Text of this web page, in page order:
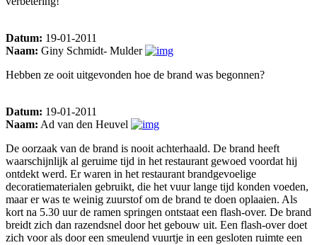
Datum: 19-01-2011
Naam: Giny Schmidt- Mulder
Hebben ze ooit uitgevonden hoe de brand was begonnen?
Datum: 19-01-2011
Naam: Ad van den Heuvel
De oorzaak van de brand is nooit achterhaald. De brand heeft
waarschijnlijk al geruime tijd in het restaurant gewoed voordat hij
ontdekt werd. Er waren in het restaurant brandgevoelige
decoratiematerialen gebruikt, die het vuur lange tijd konden voeden,
maar er was te weinig zuurstof om de brand te doen oplaaien. Als
kort na 5.30 uur de ramen springen ontstaat een flash-over. De brand
breidt zich dan razendsnel door het gebouw uit. Een flash-over doet
zich voor als door een smeulend vuurtje in een gesloten ruimte een